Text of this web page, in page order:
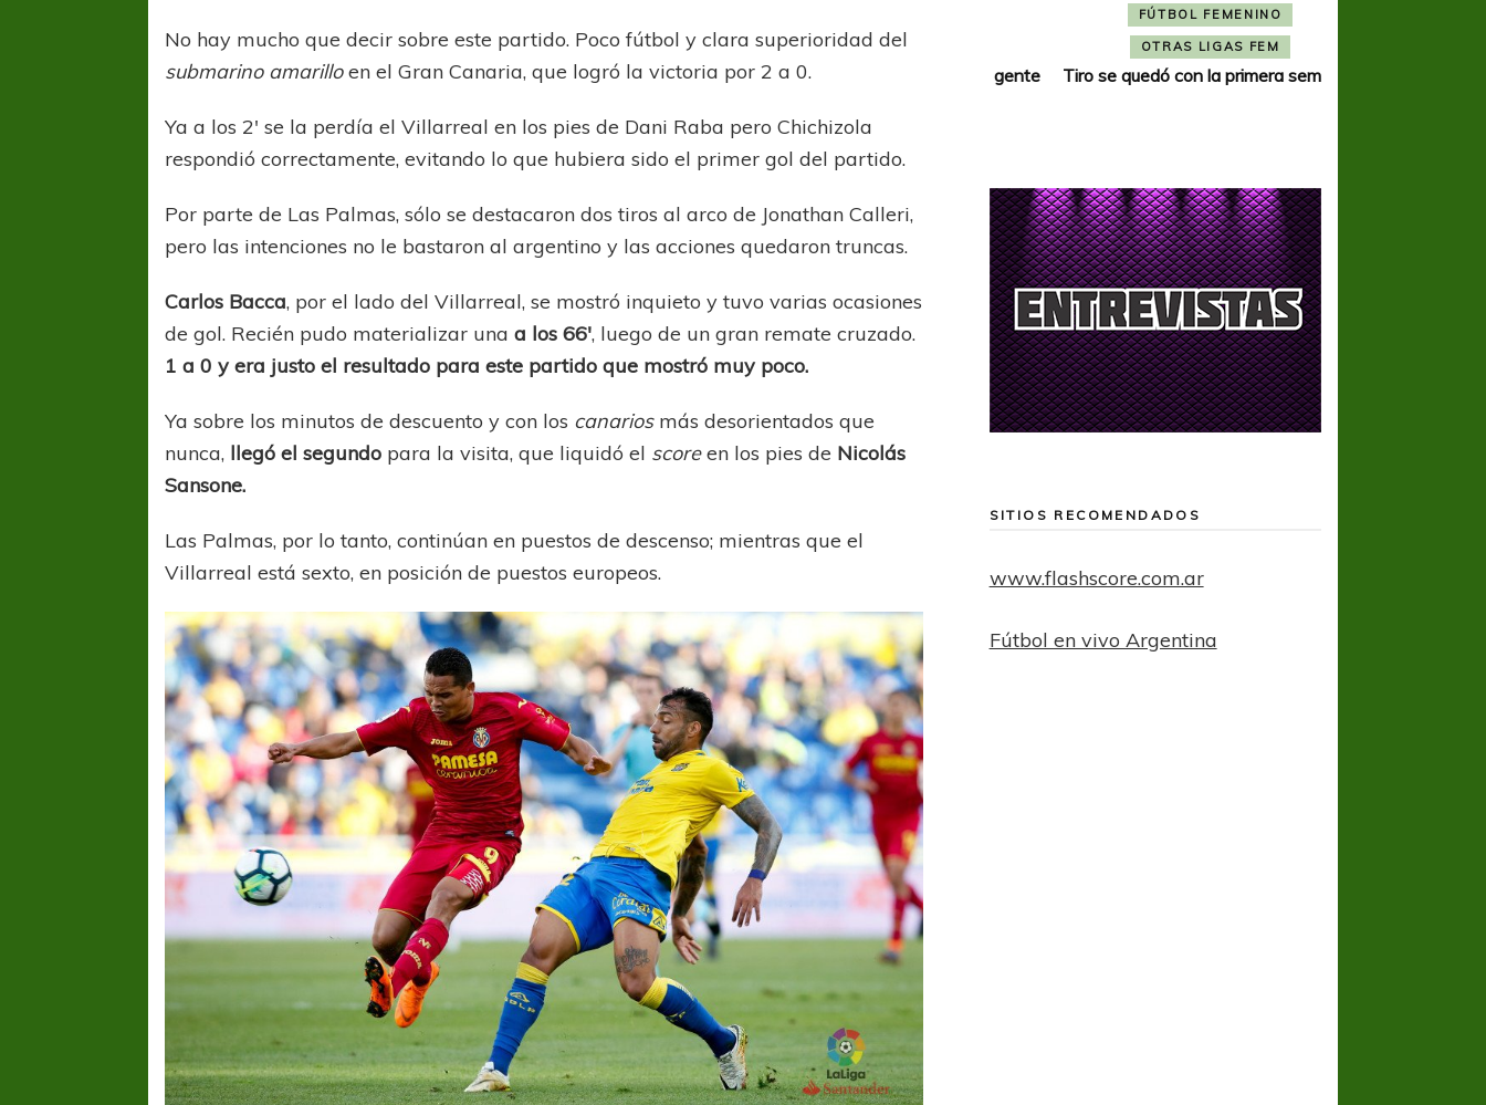
No hay mucho que decir sobre este partido. Poco fútbol y clara superioridad del
submarino amarilloen el Gran Canaria, que logró la victoria por 2 a 0.
Ya a los 2′ se la perdía el Villarreal en los pies de Dani Raba pero Chichizola
respondió correctamente, evitando lo que hubiera sido el primer gol del partido.
Por parte de Las Palmas, sólo se destacaron dos tiros al arco de Jonathan Calleri,
pero las intenciones no le bastaron al argentino y las acciones quedaron truncas.
Carlos Bacca, por el lado del Villarreal, se mostró inquieto y tuvo varias ocasiones
de gol. Recién pudo materializar unaa los 66′, luego de un gran remate cruzado.
1 a 0 y era justo el resultado para este partido que mostró muy poco.
Ya sobre los minutos de descuento y con los canariosmás desorientados que
nunca, llegó el segundo para la visita, que liquidó el scoreen los pies de Nicolás
Sansone.
Las Palmas, por lo tanto, continúan en puestos de descenso; mientras que el
Villarreal está sexto, en posición de puestos europeos.
REGIONAL AMATEUR
Ajustada caída de Verónica en Alejandro
REGIONAL AMATEUR
Verónica jugará ante Estrella del Sur en el
LIGA DE LA COSTA
Las campeonas festejaron ante su gente
FÚTBOL FEMENINO
OTRAS LIGAS FEM
Tiro se quedó con la primera semifinal
SITIOS RECOMENDADOS
www.flashscore.com.ar
Fútbol en vivo Argentina